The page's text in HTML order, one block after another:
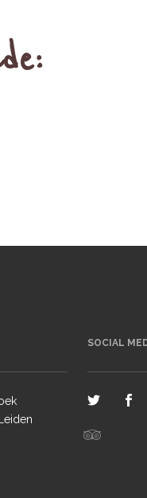
SOCIAL